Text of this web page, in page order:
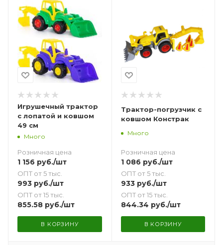
Игрушечный трактор
с лопатой и ковшом
49 см
Много
Розничная цена
1 156 руб./шт
ОПТ от 5 тыс.
993 руб./шт
ОПТ от 15 тыс.
855.58 руб./шт
В КОРЗИНУ
Трактор-погрузчик с
ковшом Констрак
Много
Розничная цена
1 086 руб./шт
ОПТ от 5 тыс.
933руб./шт
ОПТ от 15 тыс.
844.34 руб./шт
В КОРЗИНУ